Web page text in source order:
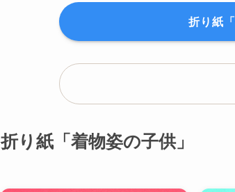
折り紙
折り紙「着物姿の子供」